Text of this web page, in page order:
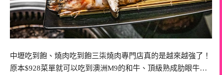
中壢吃到飽、燒肉吃到飽三柒燒肉專門店真的是越來越強了！
原本$928菜單就可以吃到澳洲M9的和牛、頂級熟成肋眼牛…